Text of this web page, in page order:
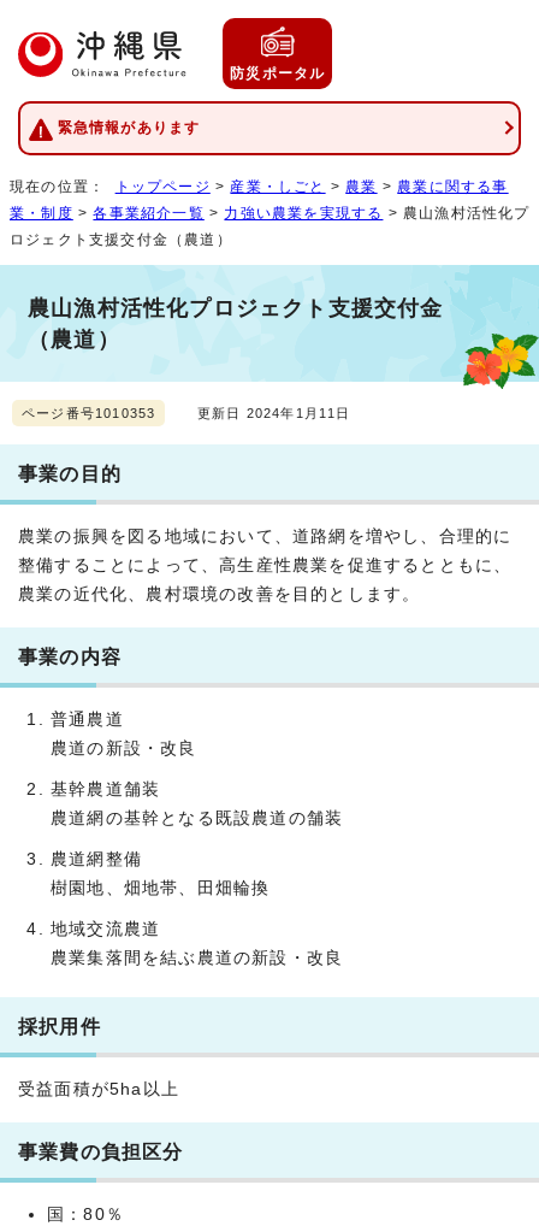
防災ポータル
緊急情報があります
現在の位置： トップページ > 産業・しごと > 農業 > 農業に関する事
業・制度 >各事業紹介一覧 > 力強い農業を実現する > 農山漁村活性化プ
ロジェクト支援交付金（農道）
農山漁村活性化プロジェクト支援交付金
（農道）
ページ番号1010353 更新日 2024年1月11日
事業の目的
農業の振興を図る地域において、道路網を増やし、合理的に
整備することによって、高生産性農業を促進するとともに、
農業の近代化、農村環境の改善を目的とします。
事業の内容
普通農道
農道の新設・改良
基幹農道舗装
農道網の基幹となる既設農道の舗装
農道網整備
樹園地、畑地帯、田畑輪換
地域交流農道
農業集落間を結ぶ農道の新設・改良
採択用件
受益面積が5ha以上
事業費の負担区分
国：80％